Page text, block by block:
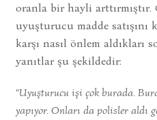
oranla bir hayli arttırmıştır.
uyuşturucu madde satışını
karşı nasıl önlem aldıkları
yanıtlar şu şekildedir:
“Uyuşturucu işi çok burada.
yapıyor. Onları da polisler aldı